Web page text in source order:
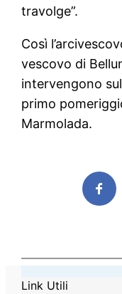
travolge”.
Così
vescovo di
intervengono
primo
Marmolada.
Link Utili